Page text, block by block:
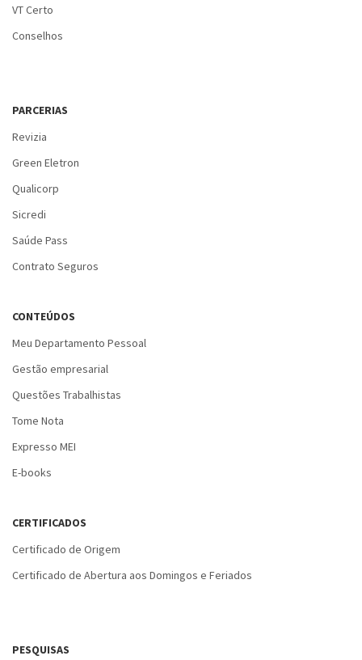
VT Certo
Conselhos
PARCERIAS
Revizia
Green Eletron
Qualicorp
Sicredi
Saúde Pass
Contrato Seguros
CONTEÚDOS
Meu Departamento Pessoal
Gestão empresarial
Questões Trabalhistas
Tome Nota
Expresso MEI
E-books
CERTIFICADOS
Certificado de Origem
Certificado de Abertura aos Domingos e Feriados
PESQUISAS